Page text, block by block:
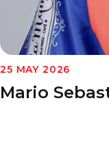
25 MAY 2026
Mario